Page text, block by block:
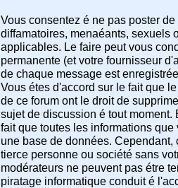
Vous consentez é ne pas poster
diffamatoires, menaéants, sexuels
applicables. Le faire peut vous
permanente (et votre fournisseur
de chaque message est
Vous étes d'accord sur le fait que
de ce forum ont le droit de
sujet de discussion é tout
fait que toutes les informations
une base de données.
tierce personne ou société sans
modérateurs ne peuvent pas étre
piratage informatique conduit é